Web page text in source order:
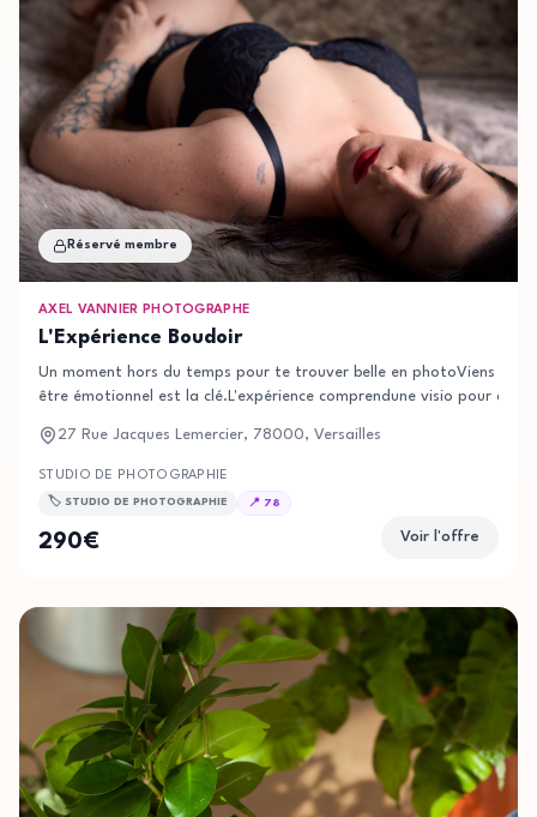
Réservé membre
AXEL VANNIER PHOTOGRAPHE
L'Expérience Boudoir
Un moment hors du temps pour te trouver belle en photoViens te
être émotionnel est la clé.L'expérience comprendune visio pour
27 Rue Jacques Lemercier, 78000, Versailles
STUDIO DE PHOTOGRAPHIE
🏷️ STUDIO DE PHOTOGRAPHIE 📍 78
290€ Voir l'offre